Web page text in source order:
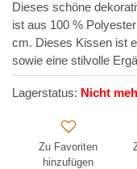
Dieses schöne
ist aus 100 %
cm. Dieses Kissen ist
sowie eine stilvolle
Lagerstatus: Nicht
Zu Favoriten
hinzufügen